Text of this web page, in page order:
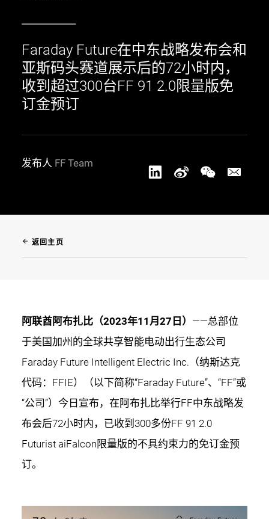
Faraday Future在中东战略发布会和
亚斯码头赛道展示后的72小时内，
收到超过300台FF 91 2.0限量版免
订金预订
发布人 FF Team
arrow_back 返回主页
阿联酋阿布扎比（2023年11月27日） ——总部位
于美国加州的全球共享智能电动出行生态公司
Faraday Future Intelligent Electric Inc.（纳斯达克
代码：FFIE）（以下简称“Faraday Future”、“FF”或
“公司”）今日宣布，在阿布扎比举行FF中东战略发
布会后72小时内，已收到300多份FF 91 2.0
Futurist aiFalcon限量版的不具约束力的免订金预
订。